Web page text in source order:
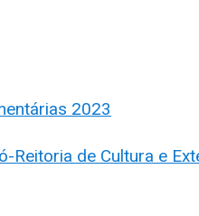
2023
Reitoria de Cultura e